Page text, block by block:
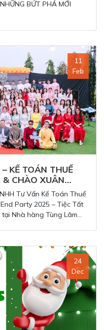
BỨT PHÁ MỚI
11
Feb
KẾ TOÁN THUẾ
CHÀO XUÂN
Tư Vấn Kế Toán Thuế
Party 2025 – Tiệc Tất
Nhà hàng Tùng Lâm
24
Dec